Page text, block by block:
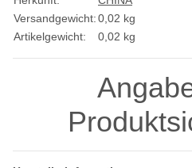
Versandgewicht:0,02 kg
Artikelgewicht:
0,02 kg